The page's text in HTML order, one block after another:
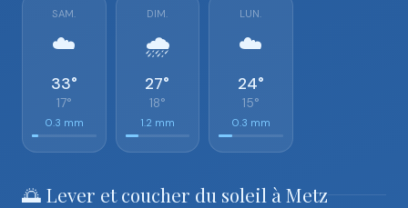
SAM.
☁️
33°
17°
0.3 mm
DIM.
🌧️
27°
18°
1.2 mm
LUN.
☁️
24°
15°
0.3 mm
🌅 Lever et coucher du soleil à Metz